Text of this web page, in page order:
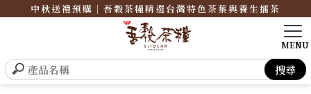
中秋送禮預購｜吾穀茶糧精選台灣特色茶葉與養生擂茶